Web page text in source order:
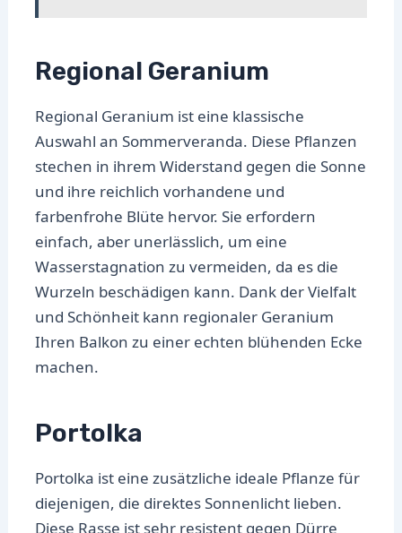
Regional Geranium
Regional Geranium ist eine klassische
Auswahl an Sommerveranda. Diese Pflanzen
stechen in ihrem Widerstand gegen die Sonne
und ihre reichlich vorhandene und
farbenfrohe Blüte hervor. Sie erfordern
einfach, aber unerlässlich, um eine
Wasserstagnation zu vermeiden, da es die
Wurzeln beschädigen kann. Dank der Vielfalt
und Schönheit kann regionaler Geranium
Ihren Balkon zu einer echten blühenden Ecke
machen.
Portolka
Portolka ist eine zusätzliche ideale Pflanze für
diejenigen, die direktes Sonnenlicht lieben.
Diese Rasse ist sehr resistent gegen Dürre